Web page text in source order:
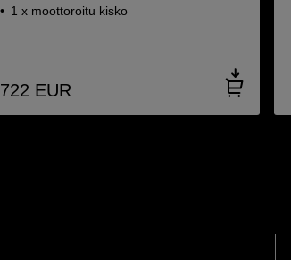
1 x moottoroitu kisko
722 EUR